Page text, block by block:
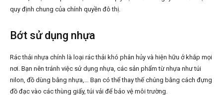
quy định chung của chính quyền đô thị.
Bớt sử dụng nhựa
Rác thải nhựa chính là loại rác thải khó phân hủy và hiện hữu ở khắp mọi
nơi. Bạn nên tránh việc sử dụng nhựa, các sản phẩm từ nhựa như túi
nilon, đồ dùng bằng nhựa,… Bạn có thể thay thế chúng bằng cách đựng
đồ đạc vào các thùng giấy, túi vải để bảo vệ môi trường.